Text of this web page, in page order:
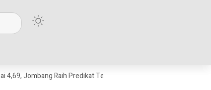
Raih Predikat Terbaik Jawa Timur dan Peringkat III Nasional